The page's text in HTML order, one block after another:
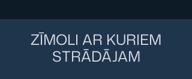
ZĪMOLI AR KURIEM
STRĀDĀJAM